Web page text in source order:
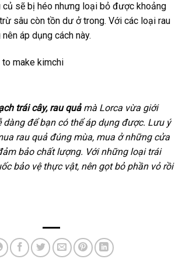
củ sẽ bị héo nhưng loại bỏ được khoảng
sâu còn tồn dư ở trong. Với các loại rau
áp dụng cách này.
trái cây, rau quảmà Lorca vừa giới
dàng để bạn có thể áp dụng được. Lưu ý
rau quả đúng mùa, mua ở những cửa
bảo chất lượng. Với những loại trái
bảo vệ thực vật, nên gọt bỏ phần vỏ rồi